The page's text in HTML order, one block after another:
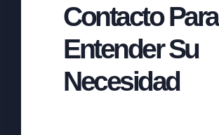
Contacto Para
Entender Su
Necesidad